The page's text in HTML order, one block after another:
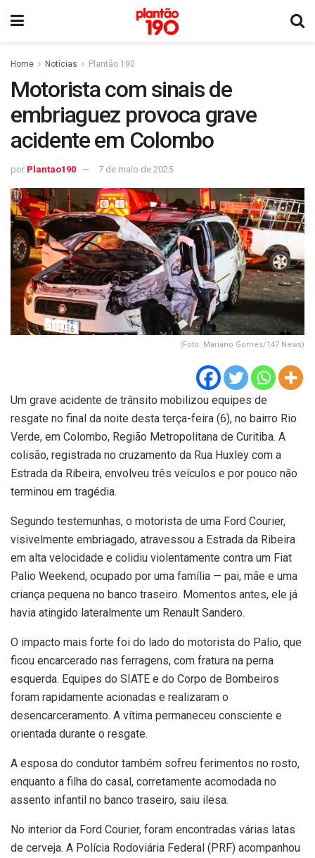
Home Notícias Plantão 190
Motorista com sinais de
embriaguez provoca grave
acidente em Colombo
por Plantao190 7 de maio de 2025
(Foto: Mariano Gomes/147 News)
Um grave acidente de trânsito mobilizou equipes de
resgate no final da noite desta terça-feira (6), no bairro Rio
Verde, em Colombo, Região Metropolitana de Curitiba. A
colisão, registrada no cruzamento da Rua Huxley com a
Estrada da Ribeira, envolveu três veículos e por pouco não
terminou em tragédia.
Segundo testemunhas, o motorista de uma Ford Courier,
visivelmente embriagado, atravessou a Estrada da Ribeira
em alta velocidade e colidiu violentamente contra um Fiat
Palio Weekend, ocupado por uma família — pai, mãe e uma
criança pequena no banco traseiro. Momentos antes, ele já
havia atingido lateralmente um Renault Sandero.
O impacto mais forte foi do lado do motorista do Palio, que
ficou encarcerado nas ferragens, com fratura na perna
esquerda. Equipes do SIATE e do Corpo de Bombeiros
foram rapidamente acionadas e realizaram o
desencarceramento. A vítima permaneceu consciente e
orientada durante o resgate.
A esposa do condutor também sofreu ferimentos no rosto,
enquanto a filha do casal, corretamente acomodada no
assento infantil no banco traseiro, saiu ilesa.
No interior da Ford Courier, foram encontradas várias latas
de cerveja. A Polícia Rodoviária Federal (PRF) acompanhou